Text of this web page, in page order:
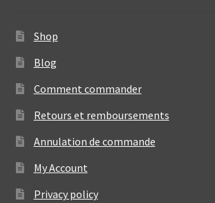
Shop
Blog
Comment commander
Retours et remboursements
Annulation de commande
My Account
Privacy policy